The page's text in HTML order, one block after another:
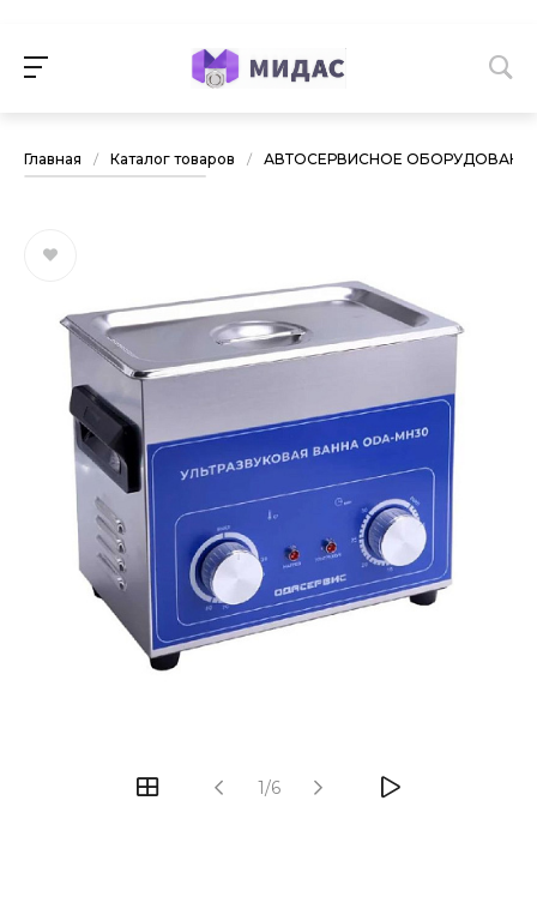
Главная / Каталог товаров / АВТОСЕРВИСНОЕ
1/6